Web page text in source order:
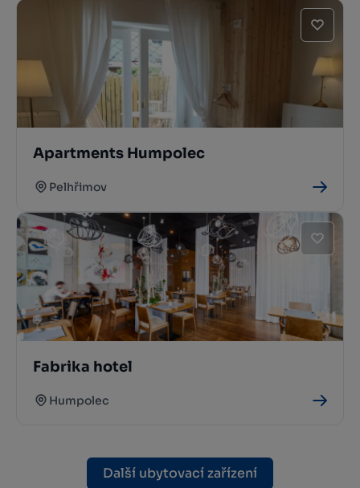
Apartments Humpolec
Pelhřimov
Fabrika hotel
Humpolec
Další ubytovací zařízení